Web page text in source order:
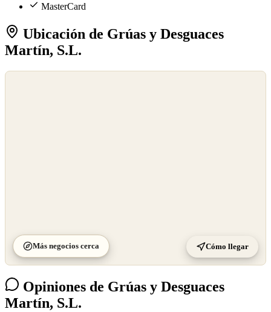
MasterCard
Ubicación de Grúas y Desguaces
Martín, S.L.
Más negocios cerca Cómo llegar
Opiniones de Grúas y Desguaces
Martín, S.L.